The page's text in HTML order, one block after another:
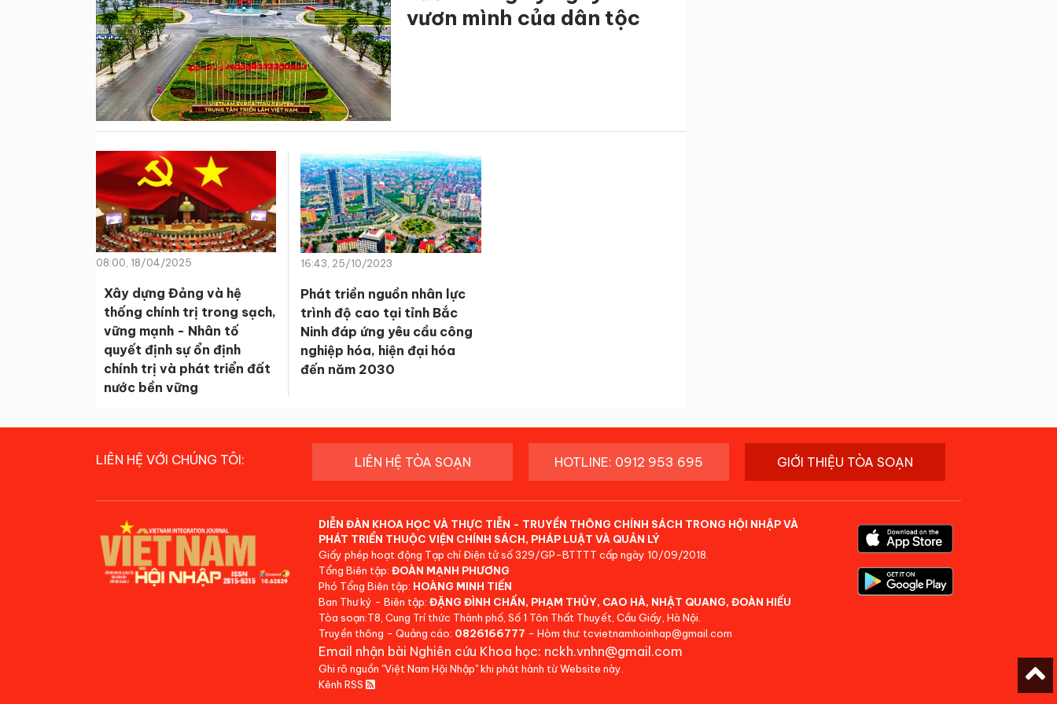
vươn mình của dân tộc
08:00, 18/04/2025
Xây dựng Đảng và hệ
thống chính trị trong sạch,
vững mạnh - Nhân tố
quyết định sự ổn định
chính trị và phát triển đất
nước bền vững
16:43, 25/10/2023
Phát triền nguồn nhân lực
trình độ cao tại tỉnh Bắc
Ninh đáp ứng yêu cầu công
nghiệp hóa, hiện đại hóa
đến năm 2030
LIÊN HỆ VỚI CHÚNG TÔI: LIÊN HỆ TÒA SOẠN HOTLINE: 0912 953 695 GIỚI THIỆU TÒA SOẠN
DIỄN ĐÀN KHOA HỌC VÀ THỰC TIỄN - TRUYỀN THÔNG CHÍNH SÁCH TRONG HỘI NHẬP VÀ
PHÁT TRIỂN THUỘC VIỆN CHÍNH SÁCH, PHÁP LUẬT VÀ QUẢN LÝ
Giấy phép hoạt động Tạp chí Điện tử số 329/GP-BTTTT cấp ngày 10/09/2018.
Tổng Biên tập: ĐOÀN MẠNH PHƯƠNG
Phó Tổng Biên tập: HOÀNG MINH TIẾN
Ban Thư ký - Biên tập: ĐẶNG ĐÌNH CHẤN, PHẠM THỦY, CAO HÀ, NHẬT QUANG, ĐOÀN HIẾU
Tòa soạn:T8, Cung Trí thức Thành phố, Số 1 Tôn Thất Thuyết, Cầu Giấy, Hà Nội.
Truyền thông - Quảng cáo: 0826166777 - Hòm thư: tcvietnamhoinhap@gmail.com
Email nhận bài Nghiên cứu Khoa học: nckh.vnhn@gmail.com
Ghi rõ nguồn "Việt Nam Hội Nhập" khi phát hành từ Website này.
Kênh RSS